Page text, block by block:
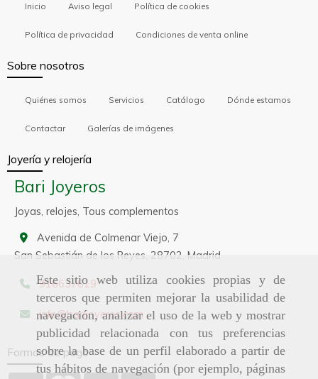
Este sitio web utiliza cookies propias y de
terceros que permiten mejorar la usabilidad de
navegación, analizar el uso de la web y mostrar
publicidad relacionada con tus preferencias
sobre la base de un perfil elaborado a partir de
tus hábitos de navegación (por ejemplo, páginas
Inicio Aviso legal Política de cookies
Política de privacidad Condiciones de venta online
Sobre nosotros
Quiénes somos Servicios Catálogo Dónde estamos
Contactar Galerías de imágenes
Joyería y relojería
Bari Joyeros
Joyas, relojes, Tous complementos
Avenida de Colmenar Viejo, 7
San Sebastián de los Reyes, 28702, Madrid
916637819
info barijoyeros.com
Formas de pago